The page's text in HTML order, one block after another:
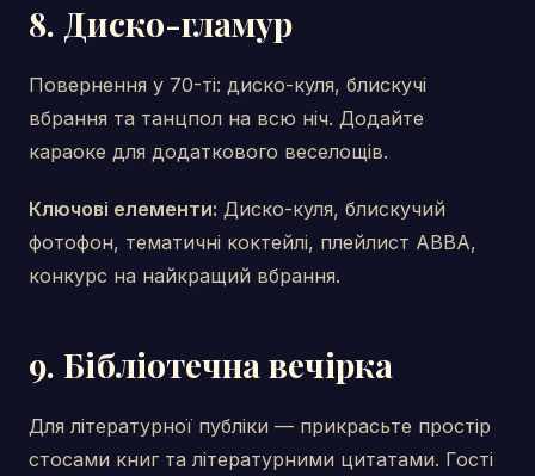
8. Диско-гламур
Повернення у 70-ті: диско-куля, блискучі
вбрання та танцпол на всю ніч. Додайте
караоке для додаткового веселощів.
Ключові елементи: Диско-куля, блискучий
фотофон, тематичні коктейлі, плейлист ABBA,
конкурс на найкращий вбрання.
9. Бібліотечна вечірка
Для літературної публіки — прикрасьте простір
стосами книг та літературними цитатами. Гості